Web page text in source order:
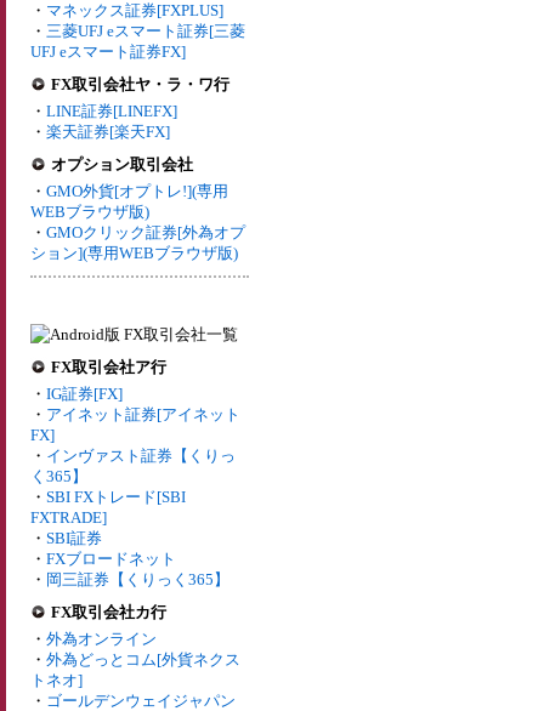
・ マネックス証券[FXPLUS]
・ 三菱UFJ eスマート証券[三菱
UFJ eスマート証券FX]
FX取引会社ヤ・ラ・ワ行
・ LINE証券[LINEFX]
・ 楽天証券[楽天FX]
オプション取引会社
・ GMO外貨[オプトレ!](専用
WEBブラウザ版)
・ GMOクリック証券[外為オプ
ション](専用WEBブラウザ版)
FX取引会社ア行
・ IG証券[FX]
・ アイネット証券[アイネット
FX]
・ インヴァスト証券【くりっ
く365】
・ SBI FXトレード[SBI
FXTRADE]
・ SBI証券
・ FXブロードネット
・ 岡三証券【くりっく365】
FX取引会社カ行
・ 外為オンライン
・ 外為どっとコム[外貨ネクス
トネオ]
・ ゴールデンウェイジャパン